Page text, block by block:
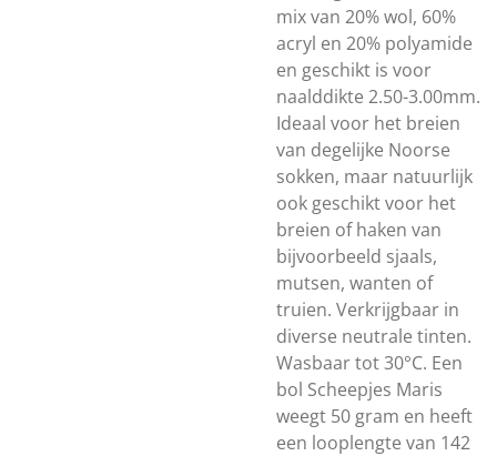
mix van 20% wol, 60%
acryl en 20% polyamide
en geschikt is voor
naalddikte 2.50-3.00mm.
Ideaal voor het breien
van degelijke Noorse
sokken, maar natuurlijk
ook geschikt voor het
breien of haken van
bijvoorbeeld sjaals,
mutsen, wanten of
truien. Verkrijgbaar in
diverse neutrale tinten.
Wasbaar tot 30°C. Een
bol Scheepjes Maris
weegt 50 gram en heeft
een looplengte van 142